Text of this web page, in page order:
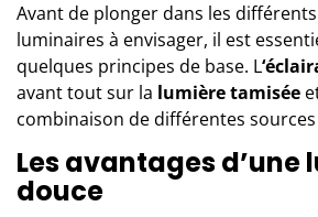
Avant de plonger dans les
luminaires à envisager, il est
quelques principes de base. L
avant tout sur la lumière tamisée
combinaison de différentes
Les avantages d’une
douce